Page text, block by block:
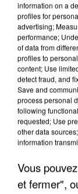
APRÈS
DE FAUNE
information on a
profiles for
advertising;
performance;
of data from
profiles to
content; Use
detect fraud, and
Save and
process personal
following
requested; Use
other data
information
Vous
et fermer",